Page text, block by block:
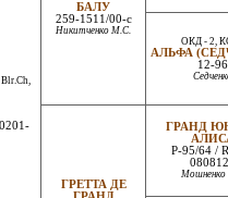
Blr.Ch,
БАЛУ
259-1511/00-с
Никитченко М.С.
ОКД - 2,
АЛЬФА
12-96
ГРЕТТА ДЕ
ГРАНД
Р-95/64 /
Мошненко